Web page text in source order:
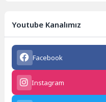
Youtube Kanalımız
Facebook
Instagram